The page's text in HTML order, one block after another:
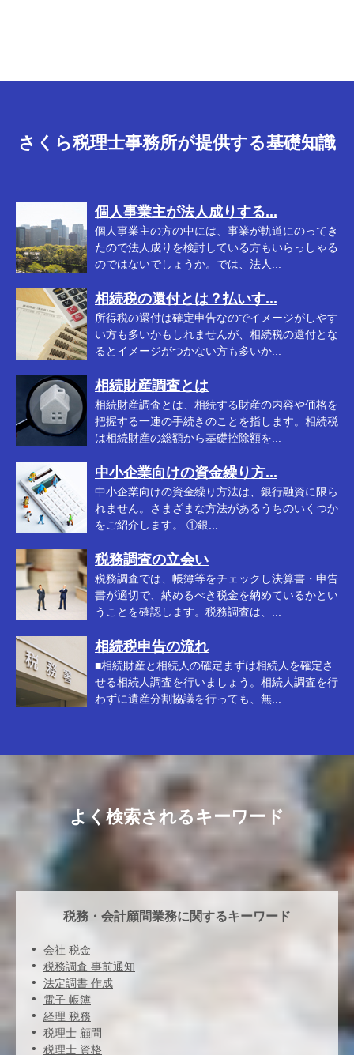
さくら税理士事務所が提供する基礎知識
個人事業主が法人成りする...
個人事業主の方の中には、事業が軌道にのってき
たので法人成りを検討している方もいらっしゃる
のではないでしょうか。では、法人...
相続税の還付とは？払いす...
所得税の還付は確定申告なのでイメージがしやす
い方も多いかもしれませんが、相続税の還付とな
るとイメージがつかない方も多いか...
相続財産調査とは
相続財産調査とは、相続する財産の内容や価格を
把握する一連の手続きのことを指します。相続税
は相続財産の総額から基礎控除額を...
中小企業向けの資金繰り方...
中小企業向けの資金繰り方法は、銀行融資に限ら
れません。さまざまな方法があるうちのいくつか
をご紹介します。 ①銀...
税務調査の立会い
税務調査では、帳簿等をチェックし決算書・申告
書が適切で、納めるべき税金を納めているかとい
うことを確認します。税務調査は、...
相続税申告の流れ
■相続財産と相続人の確定まずは相続人を確定さ
せる相続人調査を行いましょう。相続人調査を行
わずに遺産分割協議を行っても、無...
よく検索されるキーワード
税務・会計顧問業務に関するキーワード
会社 税金
税務調査 事前通知
法定調書 作成
電子 帳簿
経理 税務
税理士 顧問
税理士 資格